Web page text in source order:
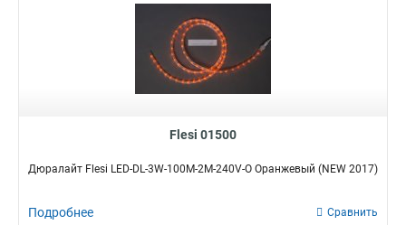
Flesi 01500
Дюралайт Flesi LED-DL-3W-100M-2M-240V-O Оранжевый (NEW 2017)
Подробнее Сравнить